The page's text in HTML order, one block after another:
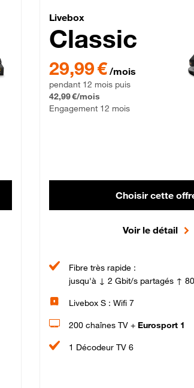
Lite Fibre
Livebox
Livebox
Classic
29,99 € par mois pendant 12 mois
29,99 € /mois
pendant 12 mois puis
42,99 €/mois
Engagement 12 mois
Choisir cette
Voir le détail
Fibre très rapide :
jusqu'à ↓ 2 Gbit/s partagés ↑
Livebox S : Wifi 7
200 chaînes TV + Eurosport 1
1 Décodeur TV 6